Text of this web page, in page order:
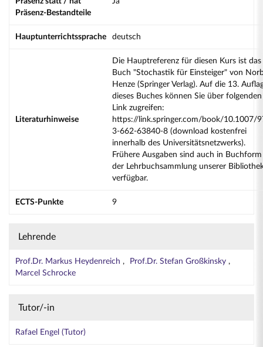
Präsenz-Bestandteile
Hauptunterrichtssprache deutsch
Literaturhinweise
Die Hauptreferenz für diesen Kurs ist das
Buch "Stochastik für Einsteiger" von
Henze (Springer Verlag). Auf die 13.
dieses Buches können Sie über folgenden
Link zugreifen:
https://link.springer.com/book/10.1007/
3-662-63840-8 (download kostenfrei
innerhalb des Universitätsnetzwerks).
Frühere Ausgaben sind auch in
der Lehrbuchsammlung unserer
verfügbar.
ECTS-Punkte 9
Lehrende
Prof.Dr. Markus Heydenreich
Prof.Dr. Stefan Großkinsky
Marcel Schrocke
Tutor/-in
Rafael Engel (Tutor)